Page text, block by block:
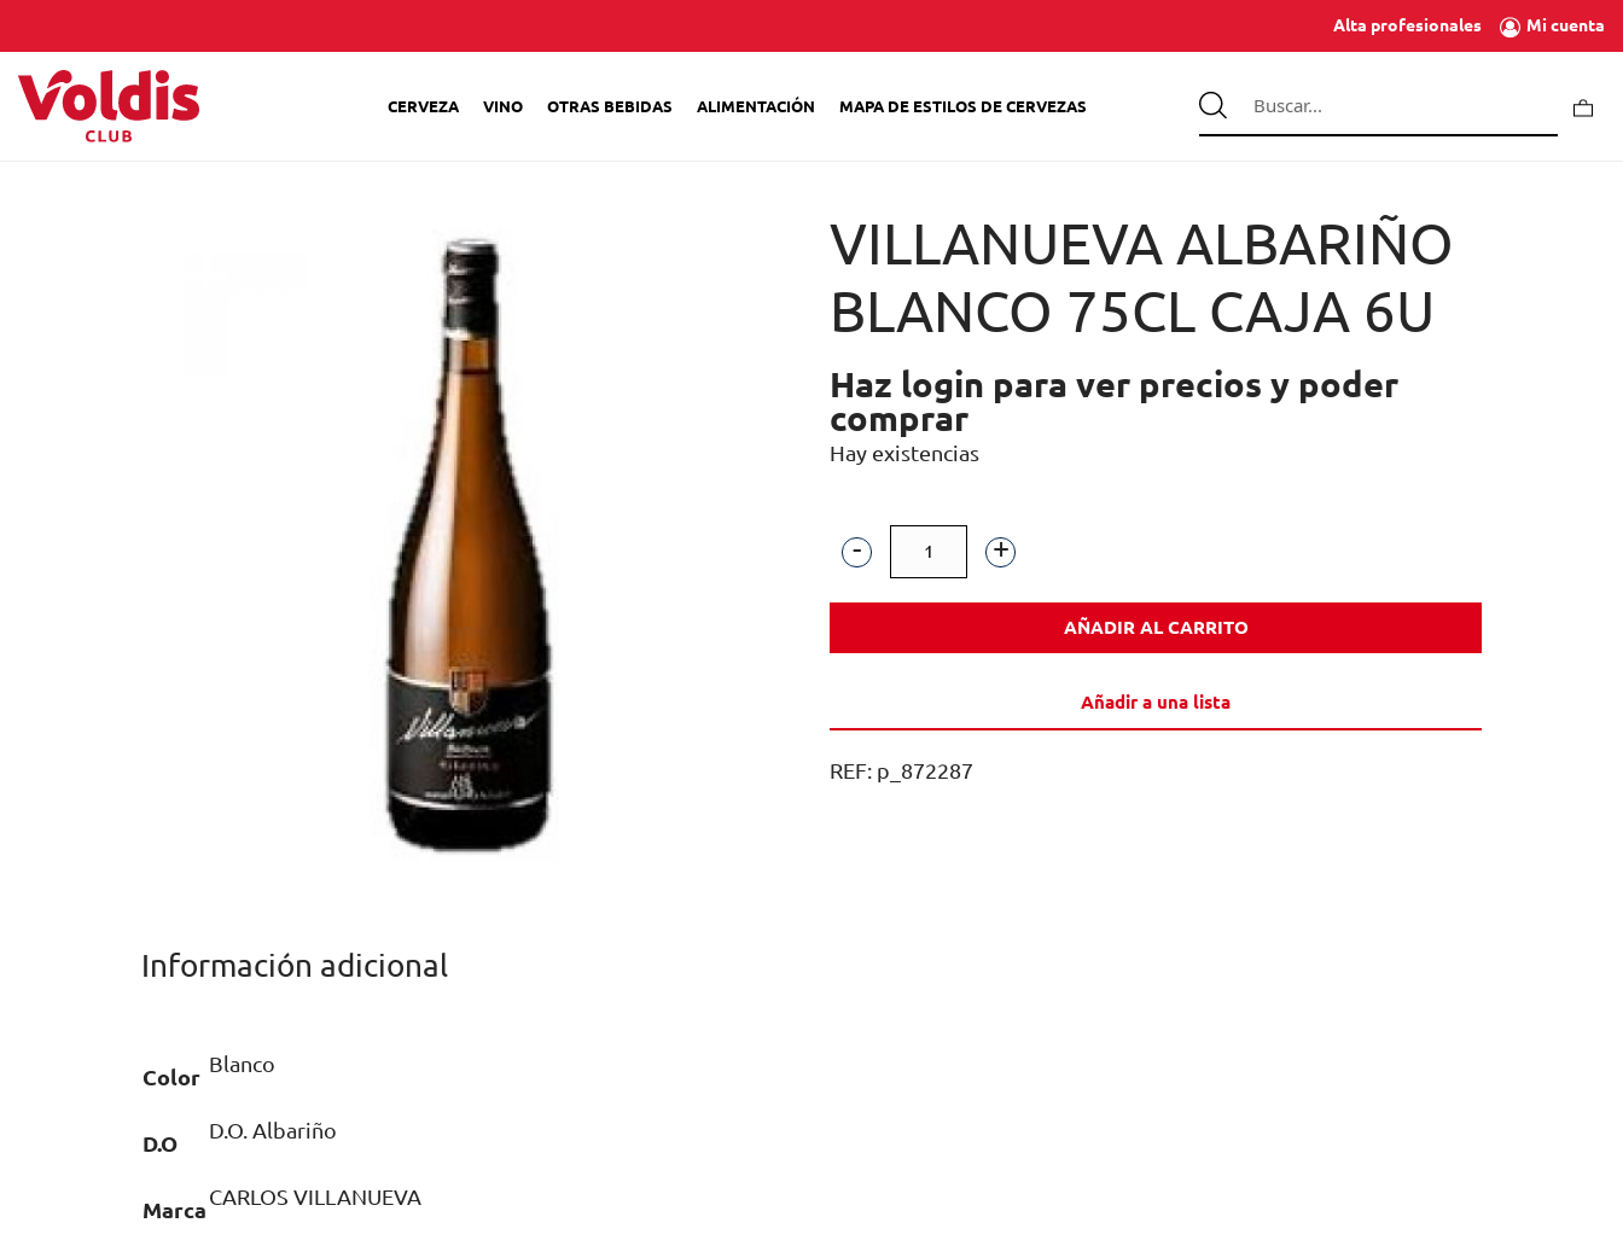
Alta profesionales Mi cuenta
CERVEZA VINO OTRAS BEBIDAS ALIMENTACIÓN MAPA DE ESTILOS DE CERVEZAS
VILLANUEVA ALBARIÑO
BLANCO 75CL CAJA 6U
Haz login para ver precios y poder
comprar
Hay existencias
VILLANUEVA
ALBARIÑO
cantidad
AÑADIR AL CARRITO
Añadir a una lista
REF: p_872287
Información adicional
Color
Blanco
D.O
D.O. Albariño
Marca
CARLOS VILLANUEVA